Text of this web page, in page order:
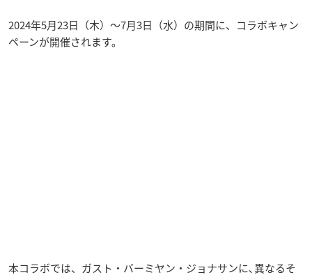
2024年5月23日（木）～7月3日（水）の期間に、コラボキャン
ペーンが開催されます。
本コラボでは、ガスト・バーミヤン・ジョナサンに､異なるそ